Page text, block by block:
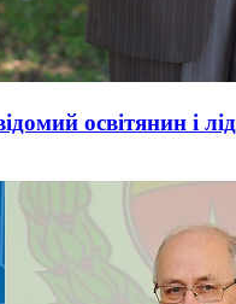
освітянин і